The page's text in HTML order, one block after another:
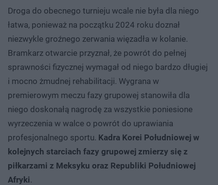
Droga do obecnego turnieju wcale nie była dla niego
łatwa, ponieważ na początku 2024 roku doznał
niezwykle groźnego zerwania więzadła w kolanie.
Bramkarz otwarcie przyznał, że powrót do pełnej
sprawności fizycznej wymagał od niego bardzo długiej
i mocno żmudnej rehabilitacji. Wygrana w
premierowym meczu fazy grupowej stanowiła dla
niego doskonałą nagrodę za wszystkie poniesione
wyrzeczenia w walce o powrót do uprawiania
profesjonalnego sportu. Kadra Korei Południowej w
kolejnych starciach fazy grupowej zmierzy się z
piłkarzami z Meksyku oraz Republiki Południowej
Afryki.